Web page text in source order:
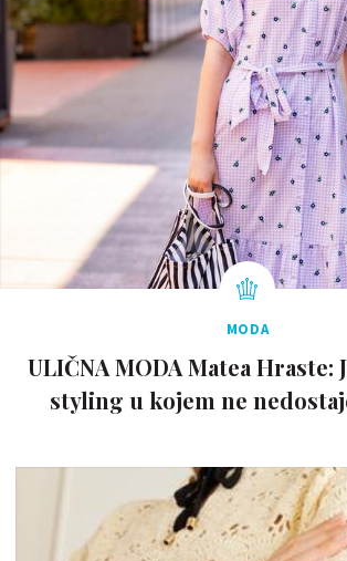
MODA
ULIČNA MODA Matea Hraste:
styling u kojem ne